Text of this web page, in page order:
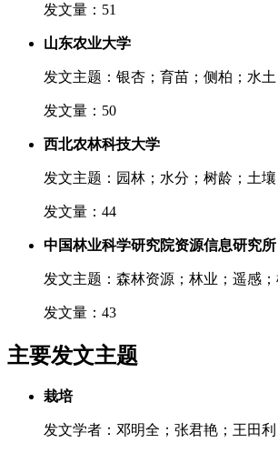
发文量：51
山东农业大学
发文主题：银杏；育苗；侧柏；水
发文量：50
西北农林科技大学
发文主题：园林；水分；树龄；土
发文量：44
中国林业科学研究院资源信息研究所
发文主题：森林资源；林业；遥感
发文量：43
主要发文主题
栽培
发文学者：邓明全；张君艳；王田